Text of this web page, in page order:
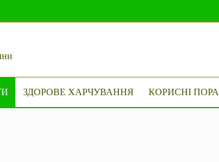
ЗДОРОВЕ ХАРЧУВАННЯ КОРИСНІ